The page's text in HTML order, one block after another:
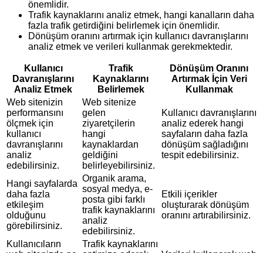
önemlidir.
Trafik kaynaklarını analiz etmek, hangi kanalların daha
fazla trafik getirdiğini belirlemek için önemlidir.
Dönüşüm oranını artırmak için kullanıcı davranışlarını
analiz etmek ve verileri kullanmak gerekmektedir.
Kullanıcı
Davranışlarını
Analiz Etmek
Trafik
Kaynaklarını
Belirlemek
Dönüşüm Oranını
Artırmak İçin Veri
Kullanmak
Web sitenizin
performansını
ölçmek için
kullanıcı
davranışlarını
analiz
edebilirsiniz.
Web sitenize
gelen
ziyaretçilerin
hangi
kaynaklardan
geldiğini
belirleyebilirsiniz.
Kullanıcı davranışlarını
analiz ederek hangi
sayfaların daha fazla
dönüşüm sağladığını
tespit edebilirsiniz.
Hangi sayfalarda
daha fazla
etkileşim
olduğunu
görebilirsiniz.
Organik arama,
sosyal medya, e-
posta gibi farklı
trafik kaynaklarını
analiz
edebilirsiniz.
Etkili içerikler
oluşturarak dönüşüm
oranını artırabilirsiniz.
Kullanıcıların
Trafik kaynaklarını